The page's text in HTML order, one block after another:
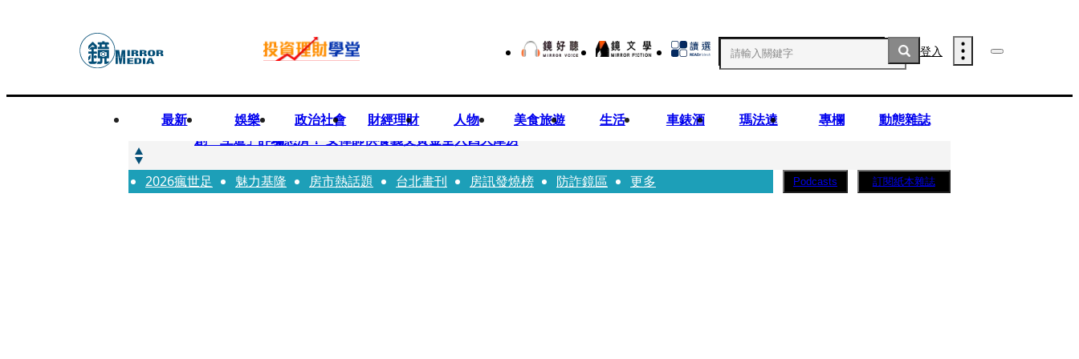
登入
最新 娛樂 政治社會 財經理財 人物 美食旅遊 生活 車錶酒 瑪法達 專欄 動態雜誌
快訊
創「互道」詐騙慈濟！ 女律師供養義父黃金全入四大庫房
快訊
前時力黨魁表態「反對刪公視預算」 盼在野三思：改凍結處理受質疑項目
2026瘋世足 魅力基隆 房市熱話題 台北畫刊 房訊發燒榜 防詐鏡區 更多 Podcasts 訂閱紙本雜誌